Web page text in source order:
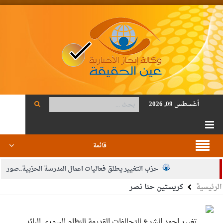
أغسطس 09, 2026
قائمة
حزب التغيير يطلق فعاليات اعمال المدرسة الحزبية..صور
الجيش يفتح باب التجنيد لحملة البكالوريوس في الحقوق والقانون
الرئيسية كريستين حنا نصر